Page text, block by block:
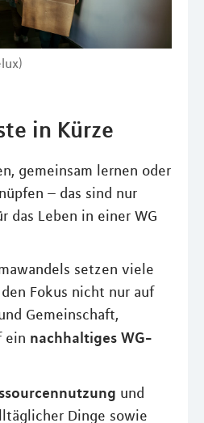
in Kürze
gemeinsam lernen oder
– das sind nur
das Leben in einer WG
setzen viele
Fokus nicht nur auf
Gemeinschaft,
ein nachhaltiges WG-
und
Dinge sowie